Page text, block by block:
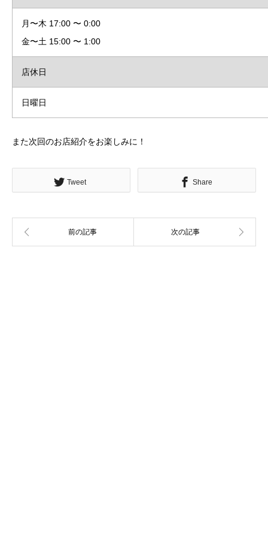
月〜木 17:00 〜 0:00
金〜土 15:00 〜 1:00
店休日
日曜日
また次回のお店紹介をお楽しみに！
Tweet Share